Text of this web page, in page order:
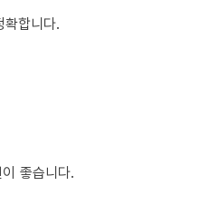
확합니다.
좋습니다.